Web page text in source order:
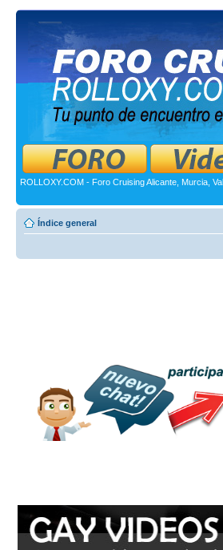
ROLLOXY.COM - Foro Cruising Alicante, Murcia,
Índice general